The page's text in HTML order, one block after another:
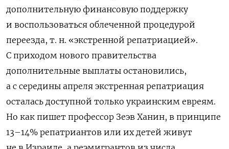
дополнительную финансовую поддержку
и воспользоваться облеченной процедурой
переезда, т. н. «экстренной репатриацией».
С приходом нового правительства
дополнительные выплаты остановились,
а с середины апреля экстренная репатриация
осталась доступной только украинским евреям.
Но как пишет профессор Зеэв Ханин, в принципе
13–14% репатриантов или их детей живут